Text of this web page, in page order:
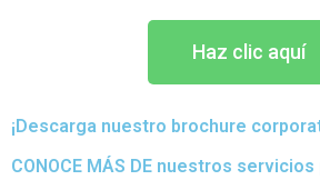
Haz clic aquí
¡Descarga nuestro brochure
CONOCE MÁS DE nuestros